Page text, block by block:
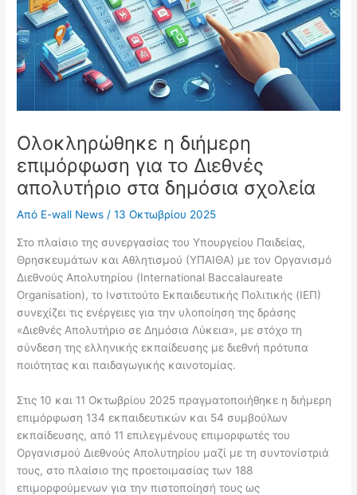
Ολοκληρώθηκε η διήμερη
επιμόρφωση για το Διεθνές
απολυτήριο στα δημόσια σχολεία
Από E-wall News/13 Οκτωβρίου 2025
Στο πλαίσιο της συνεργασίας του Υπουργείου Παιδείας,
Θρησκευμάτων και Αθλητισμού (ΥΠΑΙΘΑ) με τον Οργανισμό
Διεθνούς Απολυτηρίου (International Baccalaureate
Organisation), το Ινστιτούτο Εκπαιδευτικής Πολιτικής (ΙΕΠ)
συνεχίζει τις ενέργειες για την υλοποίηση της δράσης
«Διεθνές Απολυτήριο σε Δημόσια Λύκεια», με στόχο τη
σύνδεση της ελληνικής εκπαίδευσης με διεθνή πρότυπα
ποιότητας και παιδαγωγικής καινοτομίας.
Στις 10 και 11 Οκτωβρίου 2025 πραγματοποιήθηκε η διήμερη
επιμόρφωση 134 εκπαιδευτικών και 54 συμβούλων
εκπαίδευσης, από 11 επιλεγμένους επιμορφωτές του
Οργανισμού Διεθνούς Απολυτηρίου μαζί με τη συντονίστριά
τους, στο πλαίσιο της προετοιμασίας των 188
επιμορφούμενων για την πιστοποίησή τους ως